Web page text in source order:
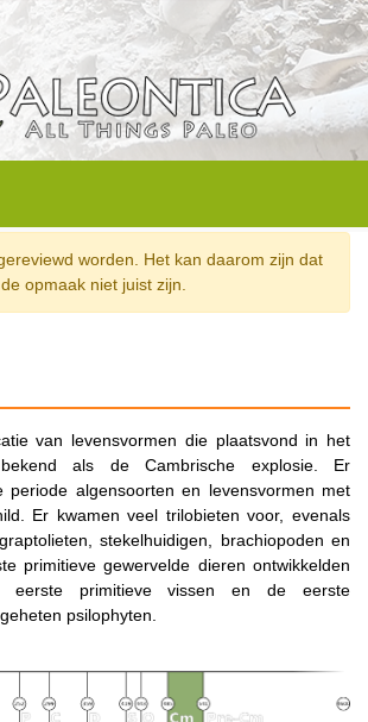
worden. Het kan daarom zijn dat
opmaak niet juist zijn.
van levensvormen die plaatsvond in het
als de Cambrische explosie. Er
periode algensoorten en levensvormen met
Er kwamen veel trilobieten voor, evenals
stekelhuidigen, brachiopoden en
primitieve gewervelde dieren ontwikkelden
eerste primitieve vissen en de eerste
psilophyten.